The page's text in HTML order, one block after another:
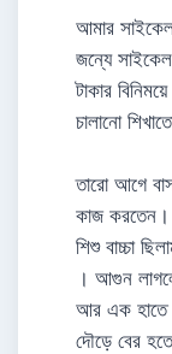
আমার
জন্যে সাইকেল
টাকার
চালানো
তারো আগে
কাজ করতেন।
শিশু বাচ্চা
। আগুন
আর এক হাতে
দৌড়ে বের